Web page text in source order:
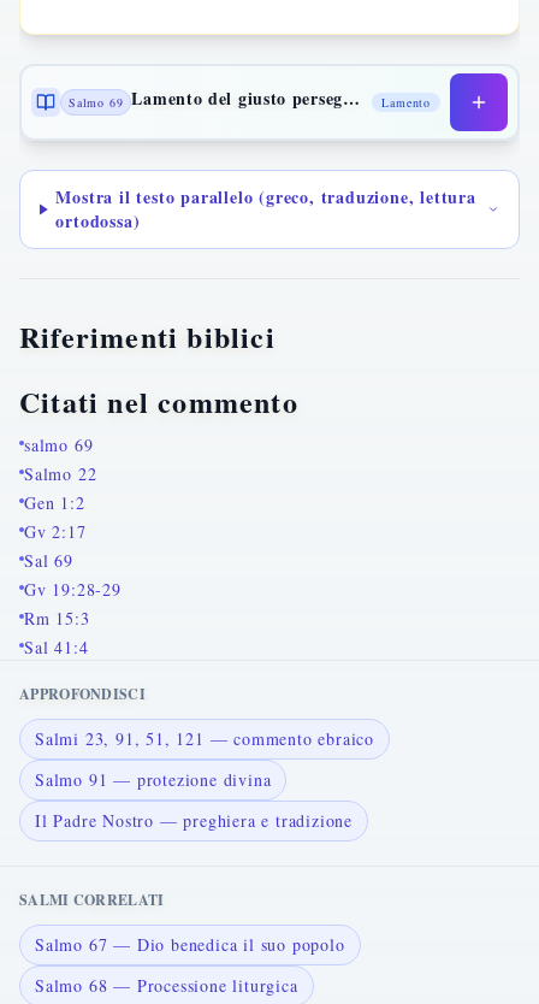
Salmo 69 Lamento del giusto perseguitato Lamento
Mostra il testo parallelo (greco, traduzione, lettura
ortodossa)
Riferimenti biblici
Citati nel commento
salmo 69
Salmo 22
Gen 1:2
Gv 2:17
Sal 69
Gv 19:28-29
Rm 15:3
Sal 41:4
APPROFONDISCI
Salmi 23, 91, 51, 121 — commento ebraico
Salmo 91 — protezione divina
Il Padre Nostro — preghiera e tradizione
SALMI CORRELATI
Salmo 67 — Dio benedica il suo popolo
Salmo 68 — Processione liturgica